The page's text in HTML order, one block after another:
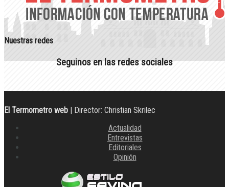
Nuestras redes
Seguinos en las redes sociales
El Termometro web | Director: Christian Skrilec
Actualidad
Entrevistas
Editoriales
Opinión